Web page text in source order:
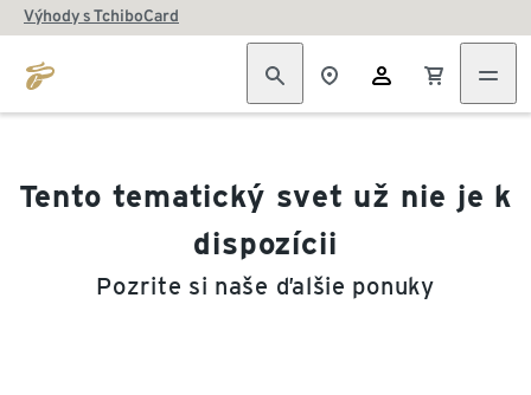
Výhody s TchiboCard
Tento tematický svet už nie je k
dispozícii
Pozrite si naše ďalšie ponuky